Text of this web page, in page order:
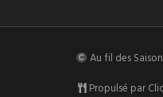
Au fil des
Propulsé par